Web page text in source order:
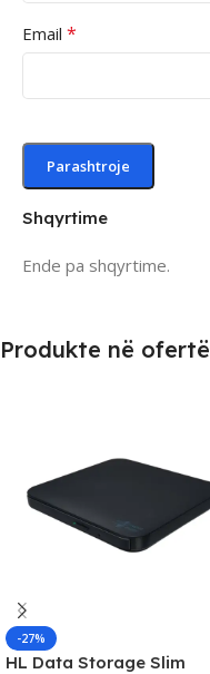
Shqyrtime
Ende pa shqyrtime.
Email *
Produkte në ofertë
-27%
HL Data Storage Slim